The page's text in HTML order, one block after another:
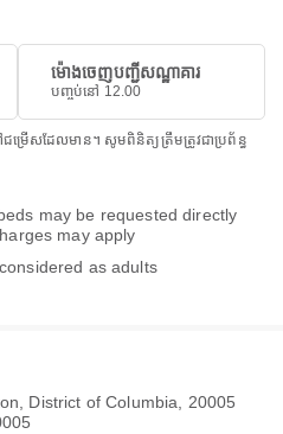
ម៉ោងចេញបញ្ជីសណ្ឋាគារ
បញ្ចប់នៅ 12.00
ម្រើសដែលមាន។ សូមពិនិត្យត្រឹមត្រូវជាប្រព័ន្ធ
may be requested directly
may apply
as adults
District of Columbia, 20005